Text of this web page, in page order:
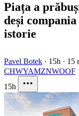
Piața a
deși
istorie
Pavel Botek · 15h · 15
CHWYAMZNWOOF
15h